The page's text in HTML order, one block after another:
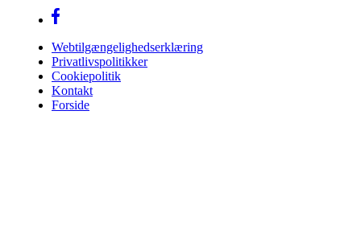
Webtilgængelighedserklæring
Privatlivspolitikker
Cookiepolitik
Kontakt
Forside